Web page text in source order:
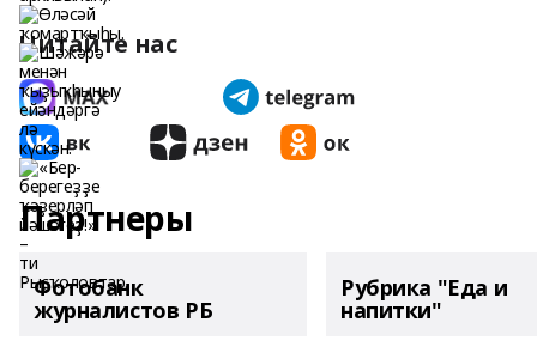
Читайте нас
Партнеры
Фотобанк
журналистов РБ
Рубрика "Еда и
напитки"